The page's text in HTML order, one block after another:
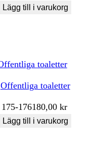
Lägg till i varukorg
Offentliga toaletter
175-176180,00 kr
Lägg till i varukorg